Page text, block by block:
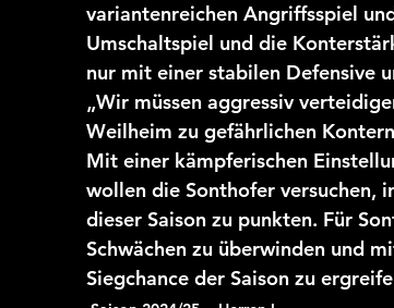
variantenreichen Angriffsspiel
Umschaltspiel und die
nur mit einer stabilen Defensive
„Wir müssen aggressiv
Weilheim zu gefährlichen
Mit einer kämpferischen
wollen die Sonthofer versuchen,
dieser Saison zu punkten. Für
Schwächen zu überwinden und
Siegchance der Saison zu